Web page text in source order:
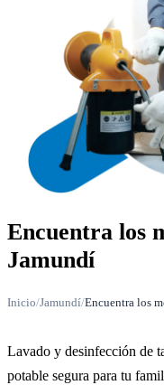
Encuentra los
Jamundí
Inicio/Jamundí/Encuentra los
Lavado y desinfección de
potable segura para tu